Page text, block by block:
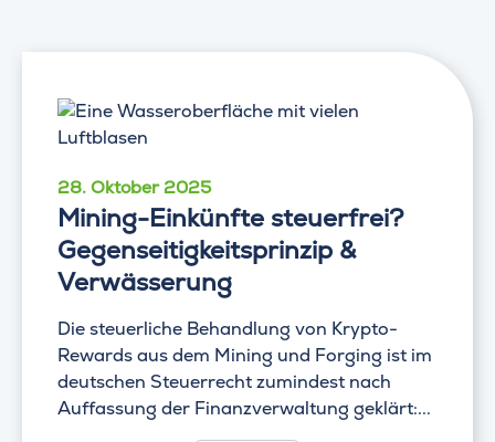
28. Oktober 2025
Mining-Einkünfte steuerfrei?
Gegenseitigkeitsprinzip &
Verwässerung
Die steuerliche Behandlung von Krypto-
Rewards aus dem Mining und Forging ist im
deutschen Steuerrecht zumindest nach
Auffassung der Finanzverwaltung geklärt:...